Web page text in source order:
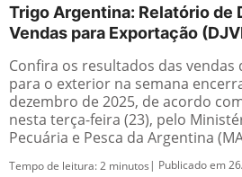
Trigo Argentina: Relatório de
Vendas para Exportação
Confira os resultados das
para o exterior na semana
dezembro de 2025, de acordo
nesta terça-feira (23), pelo
Pecuária e Pesca da Argentina
Tempo de leitura:2 minutos | Publicado em